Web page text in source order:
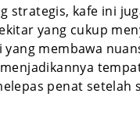
strategis, kafe ini
yang cukup
yang membawa
penat setelah